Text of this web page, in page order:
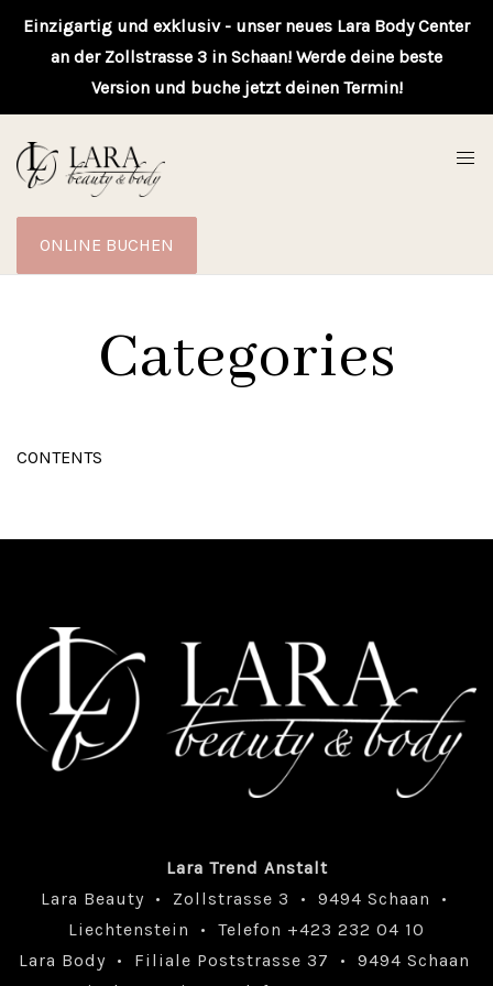
Einzigartig und exklusiv - unser neues Lara Body Center
an der Zollstrasse 3 in Schaan! Werde deine beste
Version und buche jetzt deinen Termin!
ONLINE BUCHEN
Categories
CONTENTS
Lara Trend Anstalt
Lara Beauty • Zollstrasse 3 • 9494 Schaan •
Liechtenstein • Telefon +423 232 04 10
Lara Body • Filiale Poststrasse 37 • 9494 Schaan